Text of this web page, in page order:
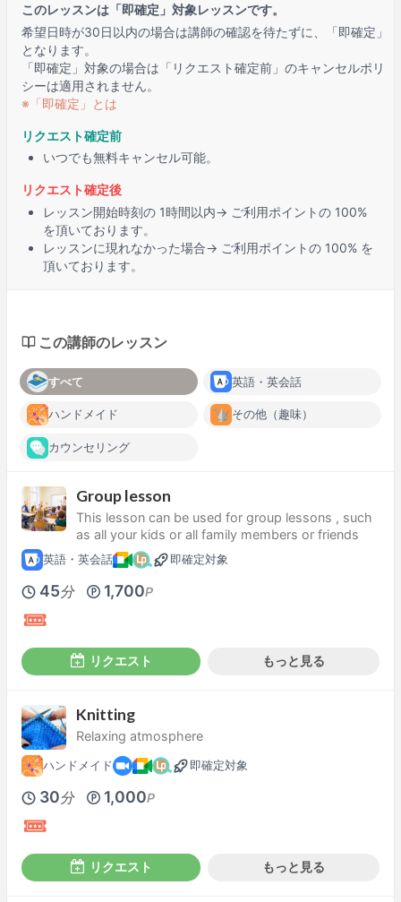
このレッスンは「即確定」対象レッスンです。
希望日時が30日以内の場合は講師の確認を待たずに、「即確定」
となります。
「即確定」対象の場合は「リクエスト確定前」のキャンセルポリ
シーは適用されません。
※「即確定」とは
リクエスト確定前
いつでも無料キャンセル可能。
リクエスト確定後
レッスン開始時刻の 1時間以内→ ご利用ポイントの 100%
を頂いております。
レッスンに現れなかった場合→ ご利用ポイントの 100% を
頂いております。
この講師のレッスン
すべて 英語・英会話
ハンドメイド その他（趣味）
カウンセリング
Group lesson
This lesson can be used for group lessons , such
as all your kids or all family members or friends
英語・英会話 即確定対象
45分 1,700P
リクエスト もっと見る
Knitting
Relaxing atmosphere
ハンドメイド 即確定対象
30分 1,000P
リクエスト もっと見る